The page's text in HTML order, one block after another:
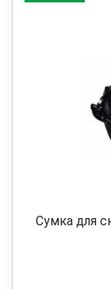
Сумка для